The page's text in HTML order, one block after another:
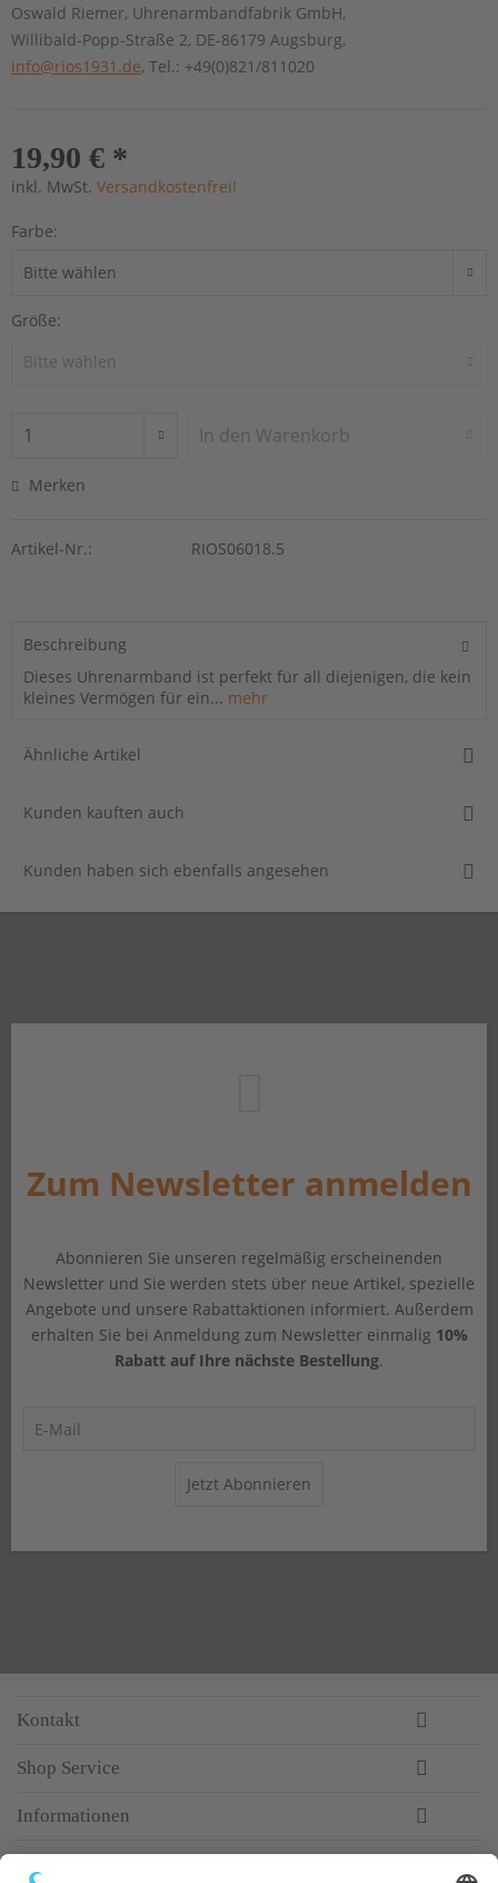
Oswald Riemer, Uhrenarmbandfabrik GmbH,
Willibald-Popp-Straße 2, DE-86179 Augsburg,
info@rios1931.de, Tel.: +49(0)821/811020
19,90 € *
inkl. MwSt. Versandkostenfrei!
Farbe:
Größe:
In den Warenkorb
Merken
Artikel-Nr.: RIOS06018.5
Beschreibung
Dieses Uhrenarmband ist perfekt für all diejenigen, die kein
kleines Vermögen für ein... mehr
Ähnliche Artikel
Kunden kauften auch
Kunden haben sich ebenfalls angesehen
Zum Newsletter anmelden
Abonnieren Sie unseren regelmäßig erscheinenden
Newsletter und Sie werden stets über neue Artikel, spezielle
Angebote und unsere Rabattaktionen informiert. Außerdem
erhalten Sie bei Anmeldung zum Newsletter einmalig 10%
Rabatt auf Ihre nächste Bestellung.
Jetzt Abonnieren
Kontakt
Shop Service
Informationen